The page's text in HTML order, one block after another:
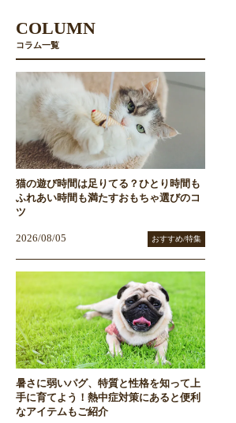
COLUMN
コラム一覧
猫の遊び時間は足りてる？ひとり時間も
ふれあい時間も満たすおもちゃ選びのコ
ツ
2026/08/05 おすすめ/特集
暑さに弱いパグ、特質と性格を知って上
手に育てよう！熱中症対策にあると便利
なアイテムもご紹介